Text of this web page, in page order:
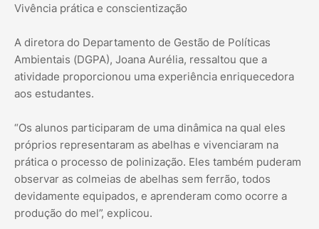
Vivência prática e conscientização
A diretora do Departamento de Gestão de Políticas
Ambientais (DGPA), Joana Aurélia, ressaltou que a
atividade proporcionou uma experiência enriquecedora
aos estudantes.
“Os alunos participaram de uma dinâmica na qual eles
próprios representaram as abelhas e vivenciaram na
prática o processo de polinização. Eles também puderam
observar as colmeias de abelhas sem ferrão, todos
devidamente equipados, e aprenderam como ocorre a
produção do mel”, explicou.